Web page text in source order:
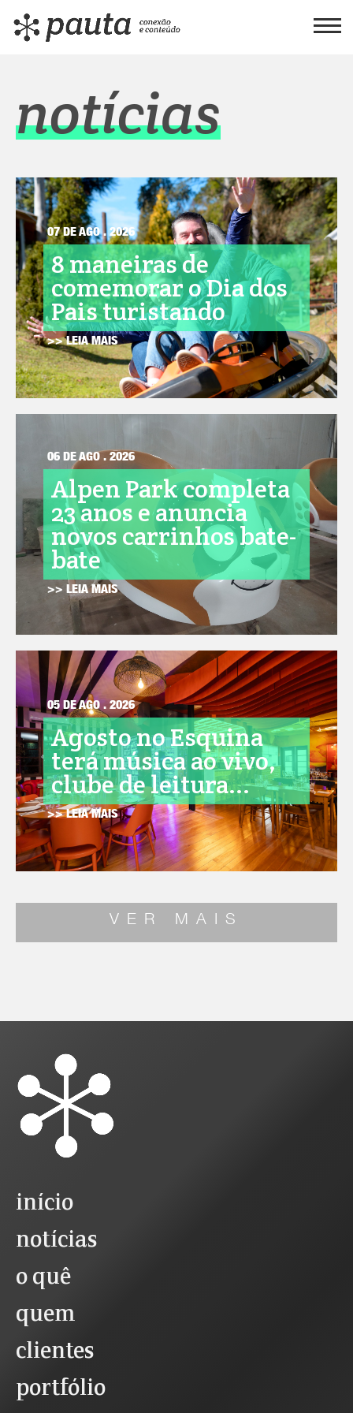
notícias
07 DE AGO . 2026
8 maneiras de
comemorar o Dia dos
Pais turistando
>> LEIA MAIS
06 DE AGO . 2026
Alpen Park completa
23 anos e anuncia
novos carrinhos bate-
bate
>> LEIA MAIS
05 DE AGO . 2026
Agosto no Esquina
terá música ao vivo,
clube de leitura...
>> LEIA MAIS
VER MAIS
início
notícias
o quê
quem
clientes
portfólio